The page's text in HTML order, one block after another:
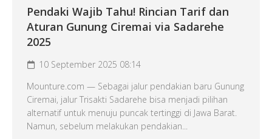
Pendaki Wajib Tahu! Rincian Tarif dan
Aturan Gunung Ciremai via Sadarehe
2025
10 September 2025 08:14
Mounture.com — Sebagai jalur pendakian baru Gunung
Ciremai, jalur Trisakti Sadarehe bisa menjadi pilihan
alternatif untuk menuju puncak tertinggi di Jawa Barat.
Namun, sebelum melakukan pendakian...